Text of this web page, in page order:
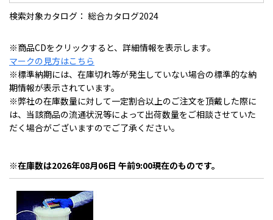
検索対象カタログ： 総合カタログ2024
※商品CDをクリックすると、詳細情報を表示します。
マークの見方はこちら
※標準納期には、在庫切れ等が発生していない場合の標準的な納
期情報が表示されています。
※弊社の在庫数量に対して一定割合以上のご注文を頂戴した際に
は、当該商品の流通状況等によって出荷数量をご相談させていた
だく場合がございますのでご了承ください。
※在庫数は2026年08月06日 午前9:00現在のものです。